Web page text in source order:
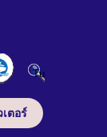
ตอร์